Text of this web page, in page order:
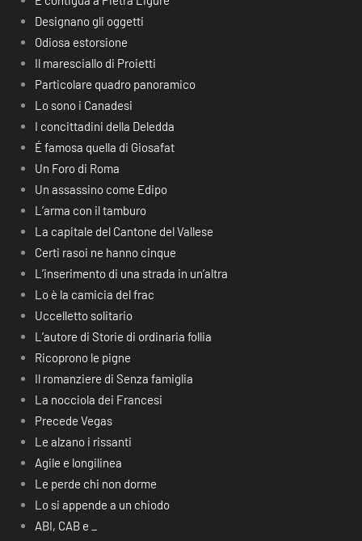
Designano gli oggetti
Odiosa estorsione
Il maresciallo di Proietti
Particolare quadro panoramico
Lo sono i Canadesi
I concittadini della Deledda
É famosa quella di Giosafat
Un Foro di Roma
Un assassino come Edipo
L’arma con il tamburo
La capitale del Cantone del Vallese
Certi rasoi ne hanno cinque
L’inserimento di una strada in un’altra
Lo è la camicia del frac
Uccelletto solitario
L’autore di Storie di ordinaria follia
Ricoprono le pigne
Il romanziere di Senza famiglia
La nocciola dei Francesi
Precede Vegas
Le alzano i rissanti
Agile e longilinea
Le perde chi non dorme
Lo si appende a un chiodo
ABI, CAB e _